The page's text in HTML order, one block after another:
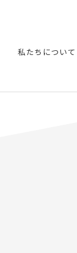
私たちについて